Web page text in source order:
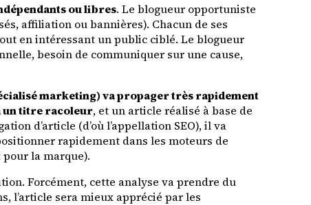
ou libres. Le blogueur opportuniste
affiliation ou bannières). Chacun de ses
en intéressant un public ciblé. Le blogueur
besoin de communiquer sur une cause,
marketing) va propager très rapidement
un titre racoleur, et un article réalisé à base de
d’article (d’où l’appellation SEO), il va
rapidement dans les moteurs de
la marque).
Forcément, cette analyse va prendre du
l’article sera mieux apprécié par les